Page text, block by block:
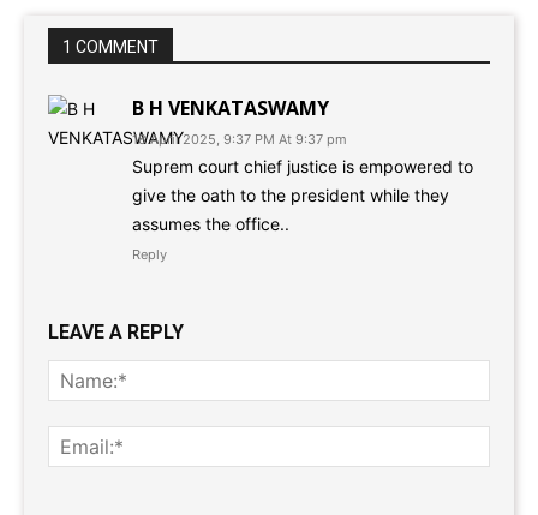
1 COMMENT
B H VENKATASWAMY
18 April 2025, 9:37 PM At 9:37 pm
Suprem court chief justice is empowered to
give the oath to the president while they
assumes the office..
Reply
LEAVE A REPLY